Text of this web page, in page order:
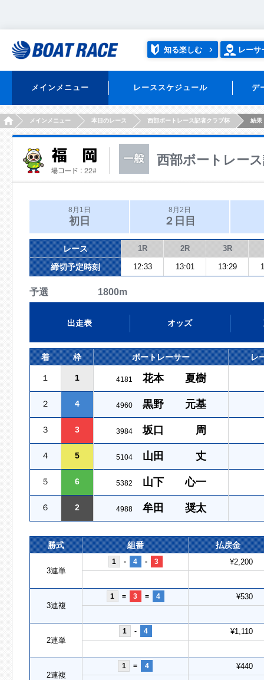
知る楽しむ レーサ
メインメニュー レーススケジュール デ
HOMEメインメニュー 本日のレース 西部ボートレース記者クラブ杯 結果
西部ボートレー
8月1日
初日
8月2日
２日目
レース 1R 2R 3R
締切予定時刻 12:33 13:01 13:29
予選 1800m
出走表 オッズ
着 枠 ボートレーサー レ
１ 1 4181 花本 夏樹
２ 4 4960 黒野 元基
３ 3 3984 坂口 周
４ 5 5104 山田 丈
５ 6 5382 山下 心一
６ 2 4988 牟田 奨太
勝式 組番 払戻金
3連単
1 - 4 - 3 ¥2,200
3連複
1 = 3 = 4 ¥530
2連単
1 - 4 ¥1,110
2連複
1 = 4 ¥440